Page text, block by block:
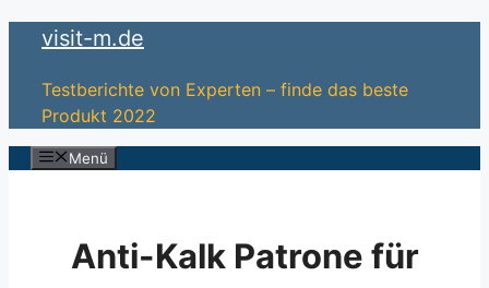
Zum
springen
visit-m.de
Testberichte von Experten – finde das beste
Produkt 2022
Menü
Anti-Kalk Patrone für